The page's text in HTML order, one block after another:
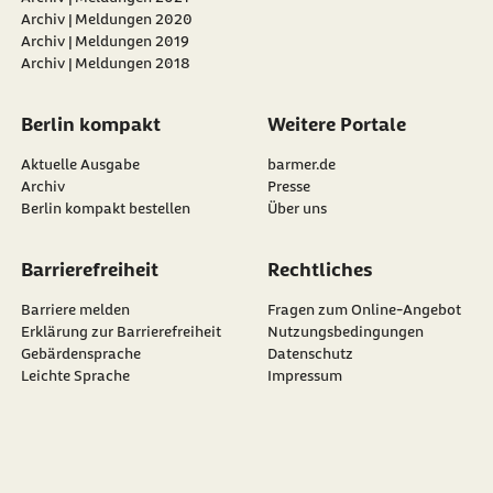
Archiv | Meldungen 2020
Archiv | Meldungen 2019
Archiv | Meldungen 2018
Berlin kompakt
Aktuelle Ausgabe
Archiv
Berlin kompakt bestellen
Weitere Portale
barmer.de
Presse
Über uns
Barrierefreiheit
Barriere melden
Erklärung zur Barrierefreiheit
Gebärdensprache
Leichte Sprache
Rechtliches
Fragen zum Online-Angebot
Nutzungsbedingungen
Datenschutz
Impressum